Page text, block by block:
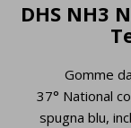
DHS NH3
Gomme
37° National
spugna blu,